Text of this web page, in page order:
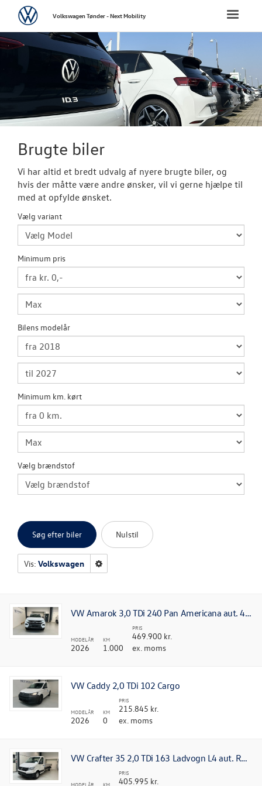
FORSIDE
NYE
NYE VAREBILER
LEJ EN
TILBEHØR
JOB OG
Toggle
VolkswagenVolkswagen Tønder - Next Mobility
Brugte biler
Vi har altid et bredt udvalg af nyere brugte biler, og
hvis der måtte være andre ønsker, vil vi gerne hjælpe til
med at opfylde ønsket.
Vælg variant
Minimum pris
Bilens modelår
Minimum km. kørt
Vælg brændstof
Søg efter biler Nulstil
Vis: Volkswagen
VW Amarok 3,0 TDi 240 Pan Americana aut. 4Motion
MODELÅR
2026
KM
1.000
PRIS
469.900 kr.
ex. moms
VW Caddy 2,0 TDi 102 Cargo
MODELÅR
2026
KM
0
PRIS
215.845 kr.
ex. moms
VW Crafter 35 2,0 TDi 163 Ladvogn L4 aut. RWD
MODELÅR KM
PRIS
405.995 kr.